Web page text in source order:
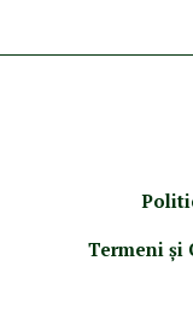
Termeni şi